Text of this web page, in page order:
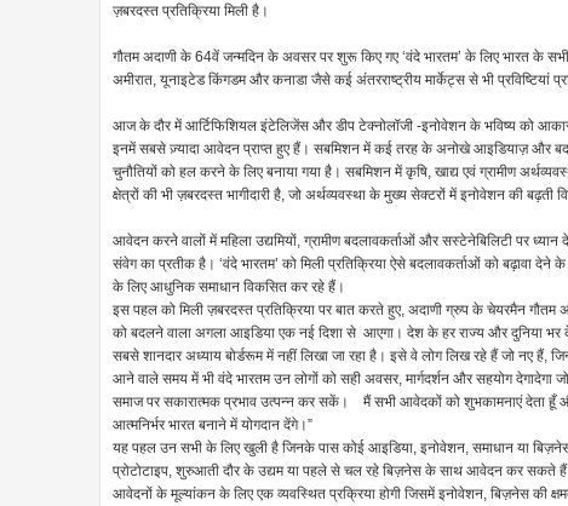
ज़बरदस्त प्रतिक्रिया मिली है।
गौतम अदाणी के 64वें जन्मदिन के अवसर पर शुरू किए गए ‘वंदे भारतम’ के लिए भारत के
अमीरात, यूनाइटेड किंगडम और कनाडा जैसे कई अंतरराष्ट्रीय मार्केट्स से भी प्रविष्टियां
आज के दौर में आर्टिफिशियल इंटेलिजेंस और डीप टेक्नोलॉजी -इनोवेशन के भविष्य को
इनमें सबसे ज़्यादा आवेदन प्राप्त हुए हैं। सबमिशन में कई तरह के अनोखे आइडियाज़ और
चुनौतियों को हल करने के लिए बनाया गया है। सबमिशन में कृषि, खाद्य एवं ग्रामीण
क्षेत्रों की भी ज़बरदस्त भागीदारी है, जो अर्थव्यवस्था के मुख्य सेक्टरों में इनोवेशन की बढ़ती
आवेदन करने वालों में महिला उद्यमियों, ग्रामीण बदलावकर्ताओं और सस्टेनेबिलिटी पर
संवेग का प्रतीक है। ‘वंदे भारतम’ को मिली प्रतिक्रिया ऐसे बदलावकर्ताओं को बढ़ावा देने
के लिए आधुनिक समाधान विकसित कर रहे हैं।
इस पहल को मिली ज़बरदस्त प्रतिक्रिया पर बात करते हुए, अदाणी ग्रुप के चेयरमैन गौतम
को बदलने वाला अगला आइडिया एक नई दिशा से आएगा। देश के हर राज्य और दुनिया भर
सबसे शानदार अध्याय बोर्डरूम में नहीं लिखा जा रहा है। इसे वे लोग लिख रहे हैं जो नए
आने वाले समय में भी वंदे भारतम उन लोगों को सही अवसर, मार्गदर्शन और सहयोग
समाज पर सकारात्मक प्रभाव उत्पन्न कर सकें। मैं सभी आवेदकों को शुभकामनाएं देता
आत्मनिर्भर भारत बनाने में योगदान देंगे।”
यह पहल उन सभी के लिए खुली है जिनके पास कोई आइडिया, इनोवेशन, समाधान या
प्रोटोटाइप, शुरुआती दौर के उद्यम या पहले से चल रहे बिज़नेस के साथ आवेदन कर सकते
आवेदनों के मूल्यांकन के लिए एक व्यवस्थित प्रक्रिया होगी जिसमें इनोवेशन, बिज़नेस की